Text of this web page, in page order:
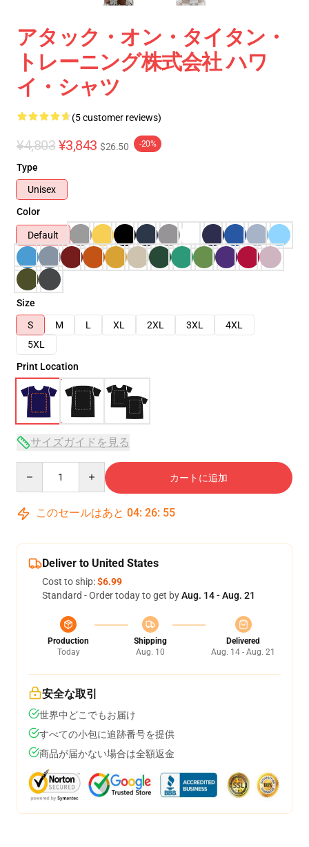
アタック・オン・タイタン・
トレーニング株式会社 ハワ
イ・シャツ
(5 customer reviews)
¥4,803 ¥3,843 $26.50 -20%
Type
Unisex
Color
Default
Size
S
M L XL 2XL 3XL
4XL
5XL
Print Location
サイズガイドを見る
カートに追加
このセールはあと 04: 26: 54
Deliver to United States
Cost to ship:$6.99
Standard - Order today to get byAug. 14 - Aug. 21
Production
Today
Shipping
Aug. 10
Delivered
Aug. 14 - Aug. 21
安全な取引
世界中どこでもお届け
すべての小包に追跡番号を提供
商品が届かない場合は全額返金